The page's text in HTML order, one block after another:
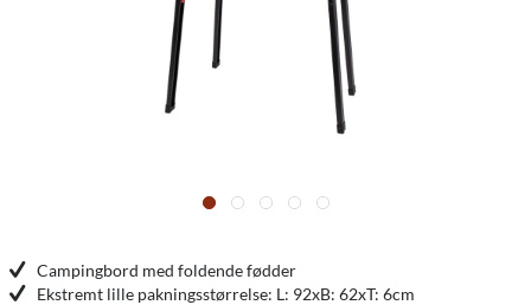
Campingbord med foldende fødder
Ekstremt lille pakningsstørrelse: L: 92xB: 62xT: 6cm